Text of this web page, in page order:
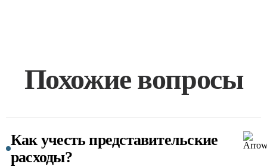
Похожие вопросы
Как учесть представительские
расходы?